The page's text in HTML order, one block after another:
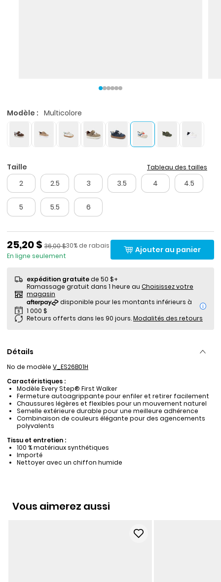
Modèle : Multicolore
Taille Tableau des tailles
2 2.5 3 3.5 4 4.5
5 5.5 6
Prix de solde
25,20 $ Pourcentage de rabais
30% de rabais
Prix ​​de détail suggéré par le fabricant
36,00 $
En ligne seulement
Ajouter au panier
expédition gratuitede 50 $+
Ramassage gratuit dans 1 heure au Choisissez votre
magasin
i
Retours offerts dans les 90 jours.Modalités des retours
Détails
No de modèle V_ES26B01H
Caractéristiques :
Modèle Every Step® First Walker
Fermeture autoagrippante pour enfiler et retirer facilement
Chaussures légères et flexibles pour un mouvement naturel
Semelle extérieure durable pour une meilleure adhérence
Combinaison de couleurs élégante pour des agencements
polyvalents
Tissu et entretien :
100 % matériaux synthétiques
Importé
Nettoyer avec un chiffon humide
Vous aimerez aussi